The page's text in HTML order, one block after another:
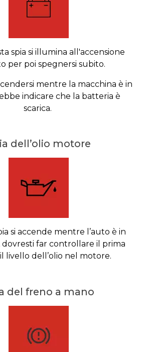
spia si illumina all'accensione
per poi spegnersi subito.
mentre la macchina è in
indicare che la batteria è
scarica.
dell’olio motore
si accende mentre l’auto è in
far controllare il prima
livello dell’olio nel motore.
del freno a mano